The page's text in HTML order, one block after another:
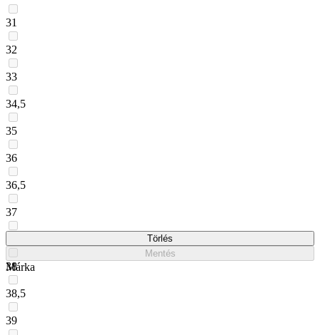
31
32
33
34,5
35
36
36,5
37
38
38,5
39
Törlés
Mentés
Márka